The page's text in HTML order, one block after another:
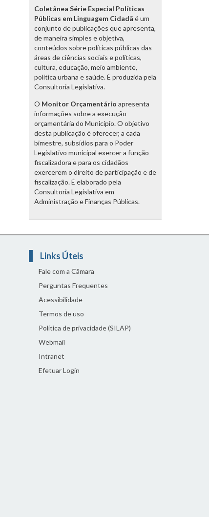
Coletânea Série Especial Políticas
Públicas em Linguagem Cidadã é um
conjunto de publicações que apresenta,
de maneira simples e objetiva,
conteúdos sobre políticas públicas das
áreas de ciências sociais e políticas,
cultura, educação, meio ambiente,
política urbana e saúde. É produzida pela
Consultoria Legislativa.
O Monitor Orçamentário apresenta
informações sobre a execução
orçamentária do Município. O objetivo
desta publicação é oferecer, a cada
bimestre, subsídios para o Poder
Legislativo municipal exercer a função
fiscalizadora e para os cidadãos
exercerem o direito de participação e de
fiscalização. É elaborado pela
Consultoria Legislativa em
Administração e Finanças Públicas.
Links Úteis
Fale com a Câmara
Perguntas Frequentes
Acessibilidade
Termos de uso
Política de privacidade (SILAP)
Webmail
Intranet
Efetuar Login